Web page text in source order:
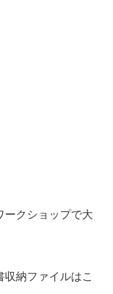
ークショップで大
納ファイルはこ